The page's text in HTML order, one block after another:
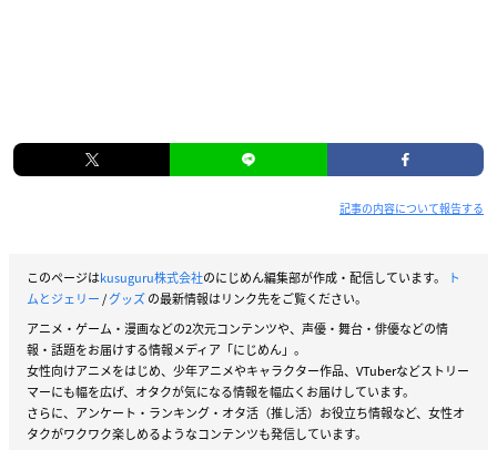
記事の内容について報告する
このページはkusuguru株式会社のにじめん編集部が作成・配信しています。
ト
ムとジェリー/グッズの最新情報はリンク先をご覧ください。
アニメ・ゲーム・漫画などの2次元コンテンツや、声優・舞台・俳優などの情
報・話題をお届けする情報メディア「にじめん」。
女性向けアニメをはじめ、少年アニメやキャラクター作品、VTuberなどストリー
マーにも幅を広げ、オタクが気になる情報を幅広くお届けしています。
さらに、アンケート・ランキング・オタ活（推し活）お役立ち情報など、女性オ
タクがワクワク楽しめるようなコンテンツも発信しています。